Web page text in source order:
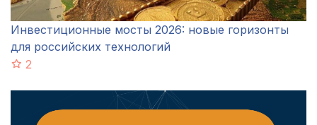
Инвестиционные мосты 2026: новые горизонты
для российских технологий
2